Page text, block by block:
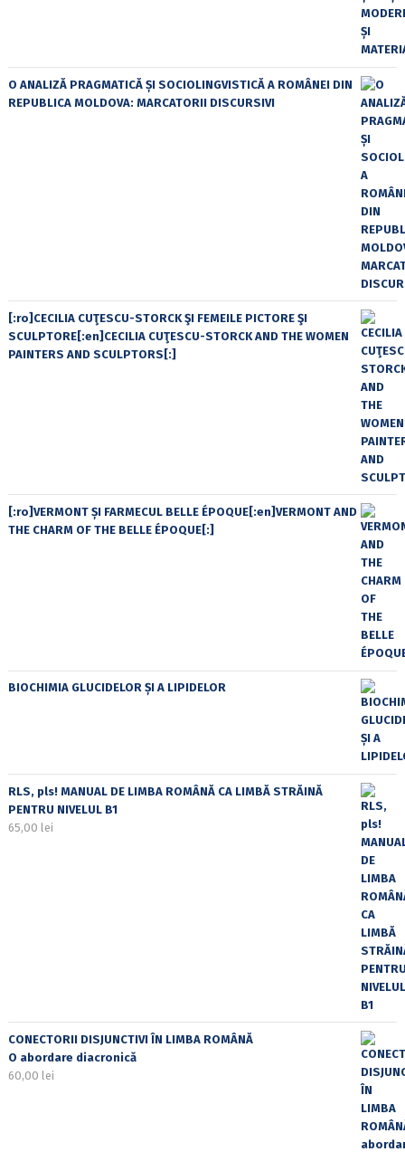
O ANALIZĂ PRAGMATICĂ ȘI SOCIOLINGVISTICĂ A ROMÂNEI DIN
REPUBLICA MOLDOVA: MARCATORII DISCURSIVI
[:ro]CECILIA CUŢESCU-STORCK ŞI FEMEILE PICTORE ŞI
SCULPTORE[:en]CECILIA CUŢESCU-STORCK AND THE WOMEN
PAINTERS AND SCULPTORS[:]
[:ro]VERMONT ȘI FARMECUL BELLE ÉPOQUE[:en]VERMONT AND
THE CHARM OF THE BELLE ÉPOQUE[:]
BIOCHIMIA GLUCIDELOR ȘI A LIPIDELOR
RLS, pls! MANUAL DE LIMBA ROMÂNĂ CA LIMBĂ STRĂINĂ
PENTRU NIVELUL B1
65,00 lei
CONECTORII DISJUNCTIVI ÎN LIMBA ROMÂNĂ
O abordare diacronică
60,00 lei